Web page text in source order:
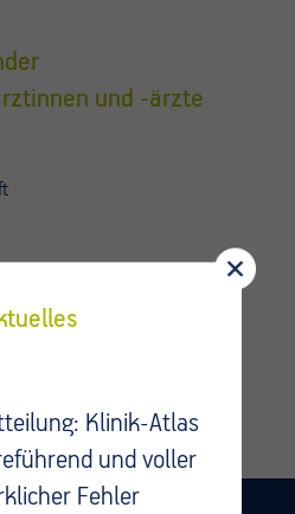
und -ärzte
Klinik-Atlas
und voller
Fehler